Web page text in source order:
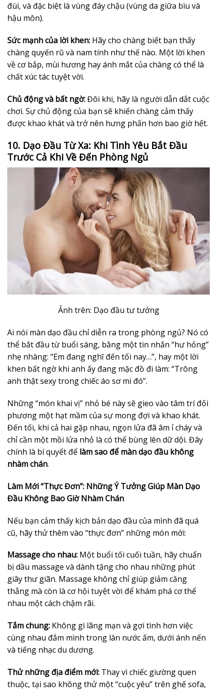
đùi, và đặc biệt là vùng đáy chậu (vùng da giữa bìu và
hậu môn).
Sức mạnh của lời khen: Hãy cho chàng biết bạn thấy
chàng quyến rũ và nam tính như thế nào. Một lời khen
về cơ bắp, mùi hương hay ánh mắt của chàng có thể là
chất xúc tác tuyệt vời.
Chủ động và bất ngờ:Đôi khi, hãy là người dẫn dắt cuộc
chơi. Sự chủ động của bạn sẽ khiến chàng cảm thấy
được khao khát và trở nên hưng phấn hơn bao giờ hết.
10. Dạo Đầu Từ Xa: Khi Tình Yêu Bắt Đầu
Trước Cả Khi Về Đến Phòng Ngủ
Ảnh trên: Dạo đầu tư tưởng
Ai nói màn dạo đầu chỉ diễn ra trong phòng ngủ? Nó có
thể bắt đầu từ buổi sáng, bằng một tin nhắn “hư hỏng”
nhẹ nhàng: “Em đang nghĩ đến tối nay…”, hay một lời
khen bất ngờ khi anh ấy đang mặc đồ đi làm: “Trông
anh thật sexy trong chiếc áo sơ mi đó”.
Những “món khai vị” nhỏ bé này sẽ gieo vào tâm trí đối
phương một hạt mầm của sự mong đợi và khao khát.
Đến tối, khi cả hai gặp nhau, ngọn lửa đã âm ỉ cháy và
chỉ cần một mồi lửa nhỏ là có thể bùng lên dữ dội. Đây
chính là bí quyết để làm sao để màn dạo đầu không
nhàm chán.
Làm Mới “Thực Đơn”: Những Ý Tưởng Giúp Màn Dạo
Đầu Không Bao Giờ Nhàm Chán
Nếu bạn cảm thấy kịch bản dạo đầu của mình đã quá
cũ, hãy thử thêm vào “thực đơn” những món mới:
Massage cho nhau: Một buổi tối cuối tuần, hãy chuẩn
bị dầu massage và dành tặng cho nhau những phút
giây thư giãn. Massage không chỉ giúp giảm căng
thẳng mà còn là cơ hội tuyệt vời để khám phá cơ thể
nhau một cách chậm rãi.
Tắm chung: Không gì lãng mạn và gợi tình hơn việc
cùng nhau đắm mình trong làn nước ấm, dưới ánh nến
và tiếng nhạc du dương.
Thử những địa điểm mới: Thay vì chiếc giường quen
thuộc, tại sao không thử một “cuộc yêu” trên ghế sofa,